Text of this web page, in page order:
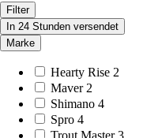
Filter
In 24 Stunden versendet
Marke
Hearty Rise 2
Maver 2
Shimano 4
Spro 4
Trout Master 3